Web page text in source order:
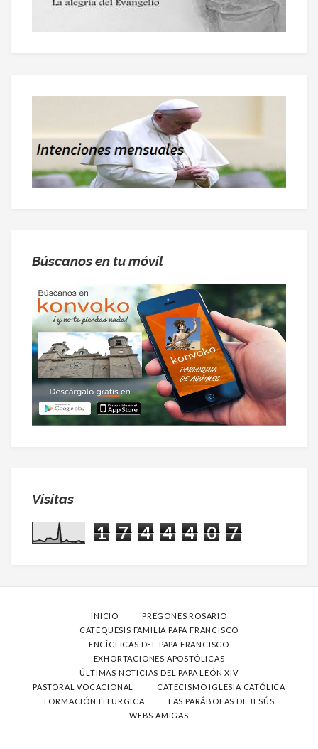
Búscanos en tu móvil
Visitas
1 7 4 4 4 0 7
INICIO
PREGONES ROSARIO
CATEQUESIS FAMILIA PAPA FRANCISCO
ENCÍCLICAS DEL PAPA FRANCISCO
EXHORTACIONES APOSTÓLICAS
ÚLTIMAS NOTICIAS DEL PAPA LEÓN XIV
PASTORAL VOCACIONAL
CATECISMO IGLESIA CATÓLICA
FORMACIÓN LITURGICA
LAS PARÁBOLAS DE JESÚS
WEBS AMIGAS